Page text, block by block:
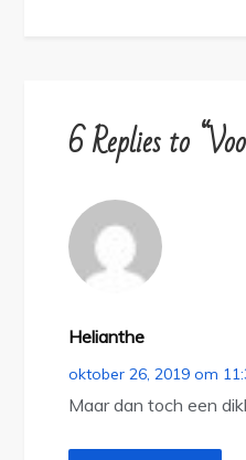
6 Replies to
Helianthe
oktober 26, 2019 om
Maar dan toch een